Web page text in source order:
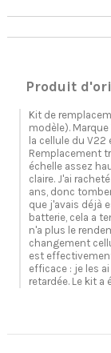
Produit
Kit de
modèle).
la cellule du
Remplacement
échelle assez
claire. J'ai
ans, donc
que j'avais déjà
batterie, cela a
n'a plus le
changement
est
efficace : je les
retardée. Le kit a